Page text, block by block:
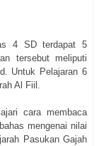
4 SD terdapat 5
tersebut meliputi
Untuk Pelajaran 6
Al Fiil.
cara membaca
mengenai nilai
Pasukan Gajah